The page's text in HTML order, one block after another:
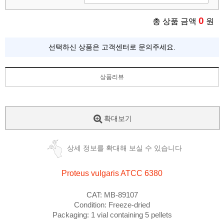
총 상품 금액 0 원
선택하신 상품은 고객센터로 문의주세요.
상품리뷰
확대보기
상세 정보를 확대해 보실 수 있습니다
Proteus vulgarisATCC 6380
CAT: MB-89107
Condition: Freeze-dried
Packaging: 1 vial containing 5 pellets